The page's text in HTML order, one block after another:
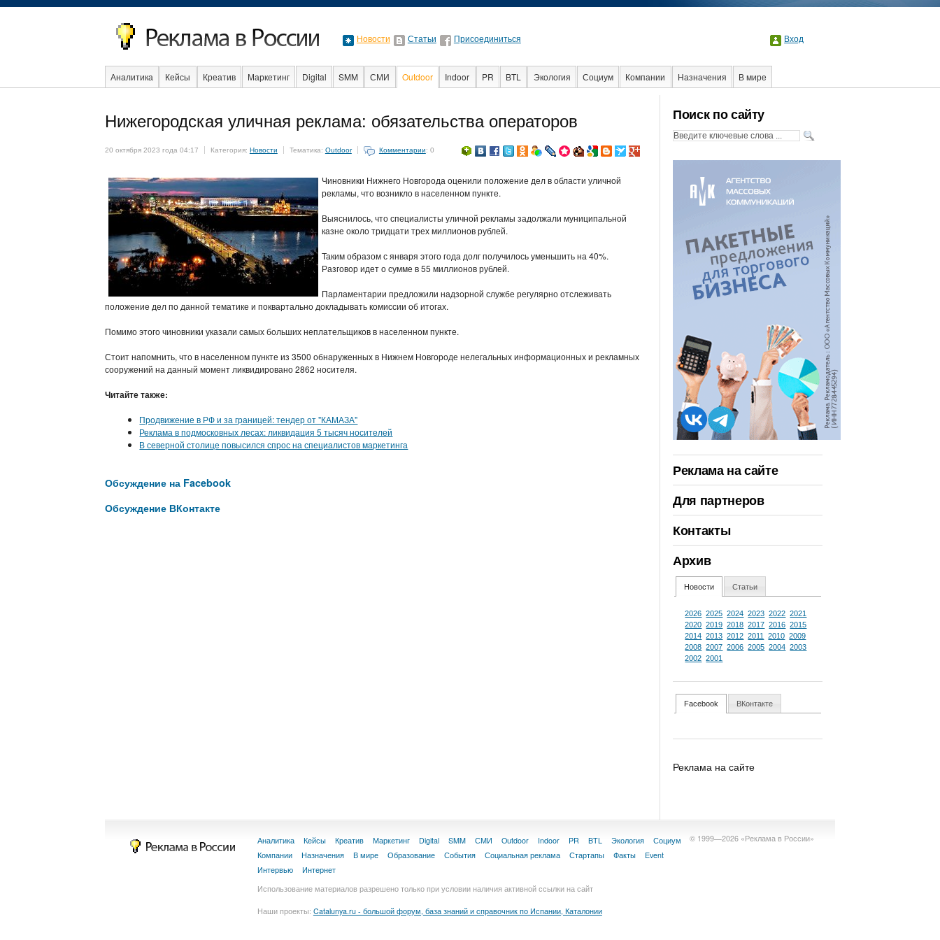
Новости Статьи Присоединиться Вход
Аналитика Кейсы Креатив Маркетинг Digital SMM СМИ Outdoor Indoor PR BTL Экология Социум Компании Назначения
В мире
Стартапы
Интернет
Поиск по сайту
Реклама на сайте
Для партнеров
Контакты
Архив
Новости Статьи
2026 2025 2024 2023 2022 2021
2020 2019 2018 2017 2016 2015
2014 2013 2012 2011 2010 2009
2008 2007 2006 2005 2004 2003
2002 2001
Facebook ВКонтакте
Реклама на сайте
Нижегородская уличная реклама: обязательства операторов
20 октября 2023 года 04:17 Категория: Новости Тематика: Outdoor Комментарии: 0
Чиновники Нижнего Новгорода оценили положение дел в области уличной
рекламы, что возникло в населенном пункте.
Выяснилось, что специалисты уличной рекламы задолжали муниципальной
казне около тридцати трех миллионов рублей.
Таким образом с января этого года долг получилось уменьшить на 40%.
Разговор идет о сумме в 55 миллионов рублей.
Парламентарии предложили надзорной службе регулярно отслеживать
положение дел по данной тематике и поквартально докладывать комиссии об итогах.
Помимо этого чиновники указали самых больших неплательщиков в населенном пункте.
Стоит напомнить, что в населенном пункте из 3500 обнаруженных в Нижнем Новгороде нелегальных информационных и рекламных
сооружений на данный момент ликвидировано 2862 носителя.
Читайте также:
Продвижение в РФ и за границей: тендер от "КАМАЗА"
Реклама в подмосковных лесах: ликвидация 5 тысяч носителей
В северной столице повысился спрос на специалистов маркетинга
Обсуждение на Facebook
Обсуждение ВКонтакте
© 1999—2026 «Реклама в России»
Аналитика Кейсы Креатив Маркетинг Digital SMM СМИ Outdoor Indoor PR BTL Экология
Социум
Компании
Назначения В мире Образование События Социальная реклама Стартапы Факты
Event
Интервью
Интернет
Использование материалов разрешено только при условии наличия активной ссылки на сайт
Наши проекты: Catalunya.ru - большой форум, база знаний и справочник по Испании, Каталонии